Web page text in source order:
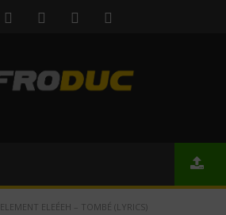
ELEMENT ELEÉEH – TOMBÉ (LYRICS)